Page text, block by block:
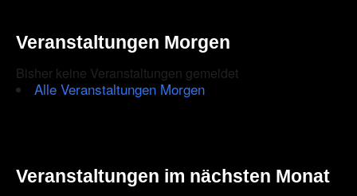
Veranstaltungen Morgen
Bisher keine Veranstaltungen gemeldet
Alle Veranstaltungen Morgen
Veranstaltungen im nächsten Monat